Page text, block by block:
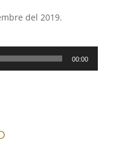
del 2019.
00:00